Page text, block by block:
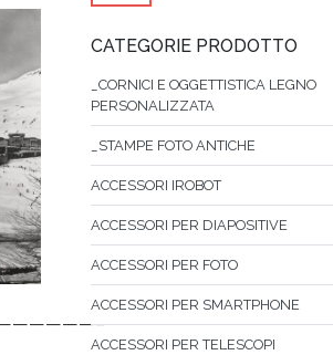
CATEGORIE PRODOTTO
_CORNICI E OGGETTISTICA LEGNO
PERSONALIZZATA
_STAMPE FOTO ANTICHE
ACCESSORI IROBOT
ACCESSORI PER DIAPOSITIVE
ACCESSORI PER FOTO
ACCESSORI PER SMARTPHONE
ACCESSORI PER TELESCOPI